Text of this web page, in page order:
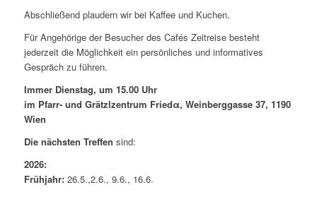
Abschließend plaudern wir bei Kaffee und Kuchen.
Für Angehörige der Besucher des Cafés Zeitreise besteht
jederzeit die Möglichkeit ein persönliches und informatives
Gespräch zu führen.
Immer Dienstag, um 15.00 Uhr
im Pfarr- und Grätzlzentrum Friedα, Weinberggasse 37, 1190
Wien
Die nächsten Treffen sind:
2026:
Frühjahr:26.5.,2.6., 9.6., 16.6.